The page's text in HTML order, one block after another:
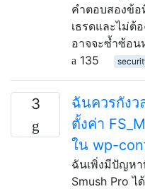
คำตอบสองข้
เธรดและไม่ต้
อาจจะซ้ำซ้อน
135
3
ฉันควรกังว
ตั้งค่า
ใน wp-
ฉันเพิ่งมีปัญห
Smush Pro ไ